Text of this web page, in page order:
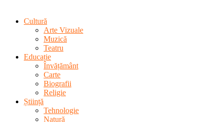
Cultură
Arte Vizuale
Muzică
Teatru
Educație
Învățământ
Carte
Biografii
Religie
Știință
Tehnologie
Natură